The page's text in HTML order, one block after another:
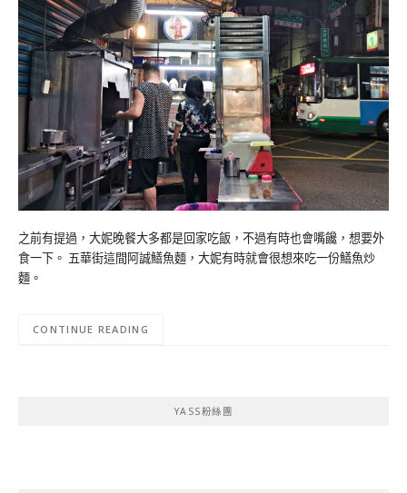
之前有提過，大妮晚餐大多都是回家吃飯，不過有時也會嘴饞，想要外
食一下。 五華街這間阿誠鱔魚麵，大妮有時就會很想來吃一份鱔魚炒
麵。
CONTINUE READING
YASS粉絲團